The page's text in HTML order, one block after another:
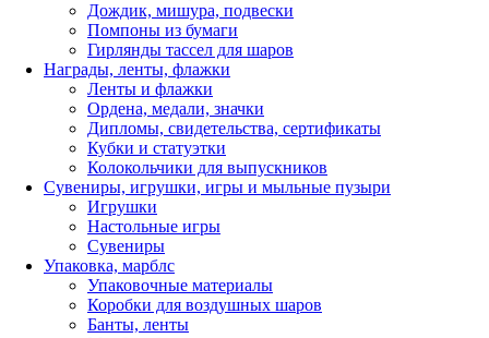
Дождик, мишура, подвески
Помпоны из бумаги
Гирлянды тассел для шаров
Награды, ленты, флажки
Ленты и флажки
Ордена, медали, значки
Дипломы, свидетельства, сертификаты
Кубки и статуэтки
Колокольчики для выпускников
Сувениры, игрушки, игры и мыльные пузыри
Игрушки
Настольные игры
Сувениры
Упаковка, марблс
Упаковочные материалы
Коробки для воздушных шаров
Банты, ленты